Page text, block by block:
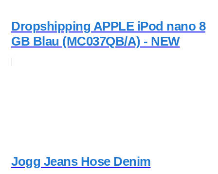
Dropshipping APPLE iPod nano 8
GB Blau (MC037QB/A) - NEW
Jogg Jeans Hose Denim